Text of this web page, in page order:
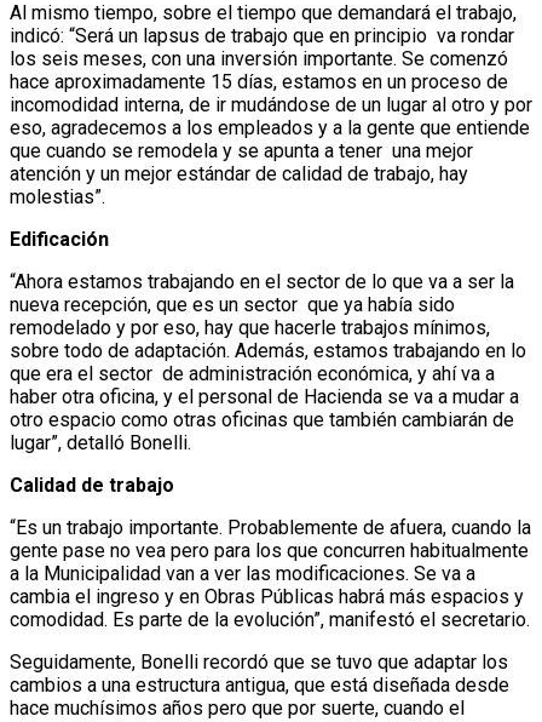
Al mismo tiempo, sobre el tiempo que demandará el trabajo,
indicó: “Será un lapsus de trabajo que en principio va rondar
los seis meses, con una inversión importante. Se comenzó
hace aproximadamente 15 días, estamos en un proceso de
incomodidad interna, de ir mudándose de un lugar al otro y por
eso, agradecemos a los empleados y a la gente que entiende
que cuando se remodela y se apunta a tener una mejor
atención y un mejor estándar de calidad de trabajo, hay
molestias”.
Edificación
“Ahora estamos trabajando en el sector de lo que va a ser la
nueva recepción, que es un sector que ya había sido
remodelado y por eso, hay que hacerle trabajos mínimos,
sobre todo de adaptación. Además, estamos trabajando en lo
que era el sector de administración económica, y ahí va a
haber otra oficina, y el personal de Hacienda se va a mudar a
otro espacio como otras oficinas que también cambiarán de
lugar”, detalló Bonelli.
Calidad de trabajo
“Es un trabajo importante. Probablemente de afuera, cuando la
gente pase no vea pero para los que concurren habitualmente
a la Municipalidad van a ver las modificaciones. Se va a
cambia el ingreso y en Obras Públicas habrá más espacios y
comodidad. Es parte de la evolución”, manifestó el secretario.
Seguidamente, Bonelli recordó que se tuvo que adaptar los
cambios a una estructura antigua, que está diseñada desde
hace muchísimos años pero que por suerte, cuando el